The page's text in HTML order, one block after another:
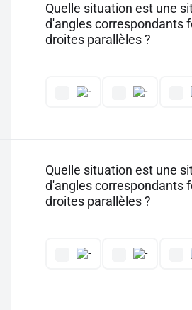
Quelle situation est une
d'angles correspondants
droites parallèles ?
Quelle situation est une
d'angles correspondants
droites parallèles ?